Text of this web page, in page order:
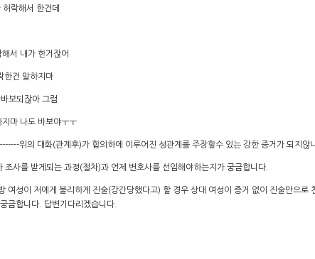
락해서 한건데
서 내가 한거잖어
한건 말하지마
보되잖아 그럼
지마 나도 바보야ㅜㅜ
위의 대화(관계후)가 합의하에 이루어진 성관계를 주장할수 있는 강한 증거가 되지않
조사를 받게되는 과정(절차)과 언제 변호사를 선임해야하는지가 궁금합니다.
여성이 저에게 불리하게 진술(강간당했다고) 할 경우 상대 여성이 증거 없이 진술만으
금합니다. 답변기다리겠습니다.